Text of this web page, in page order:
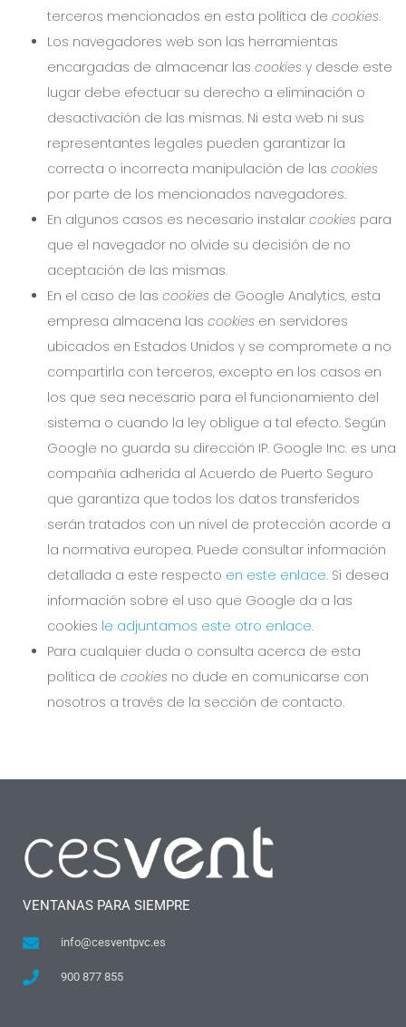
terceros mencionados en esta política de cookies.
Los navegadores web son las herramientas
encargadas de almacenar las cookies y desde este
lugar debe efectuar su derecho a eliminación o
desactivación de las mismas. Ni esta web ni sus
representantes legales pueden garantizar la
correcta o incorrecta manipulación de las cookies
por parte de los mencionados navegadores.
En algunos casos es necesario instalar cookies para
que el navegador no olvide su decisión de no
aceptación de las mismas.
En el caso de las cookies de Google Analytics, esta
empresa almacena las cookies en servidores
ubicados en Estados Unidos y se compromete a no
compartirla con terceros, excepto en los casos en
los que sea necesario para el funcionamiento del
sistema o cuando la ley obligue a tal efecto. Según
Google no guarda su dirección IP. Google Inc. es una
compañía adherida al Acuerdo de Puerto Seguro
que garantiza que todos los datos transferidos
serán tratados con un nivel de protección acorde a
la normativa europea. Puede consultar información
detallada a este respecto en este enlace. Si desea
información sobre el uso que Google da a las
cookies le adjuntamos este otro enlace.
Para cualquier duda o consulta acerca de esta
política de cookies no dude en comunicarse con
nosotros a través de la sección de contacto.
VENTANAS PARA SIEMPRE
info@cesventpvc.es
900 877 855